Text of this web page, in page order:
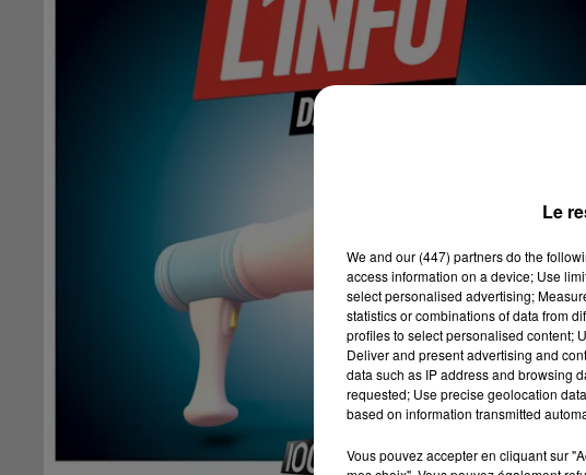
Le
We and our (447) partnersdo the
access information on a device; Use
select personalised advertising;
statistics or combinations of data from
profiles to select personalised content;
Deliver and present advertising and
data such as IP address and browsing
requested; Use precise geolocation
based on information transmitted
Vous pouvez accepter en cliquant sur